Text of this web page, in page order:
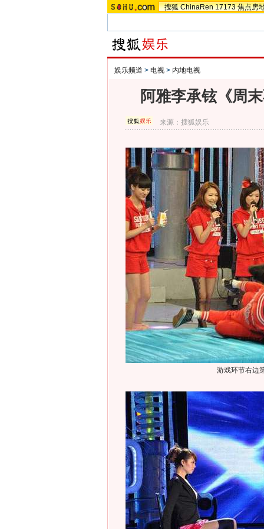
搜狐 ChinaRen 17173 焦点房
娱乐频道 > 电视 > 内地电视
阿雅李承铉《周
来源：搜狐娱乐
游戏环节右边